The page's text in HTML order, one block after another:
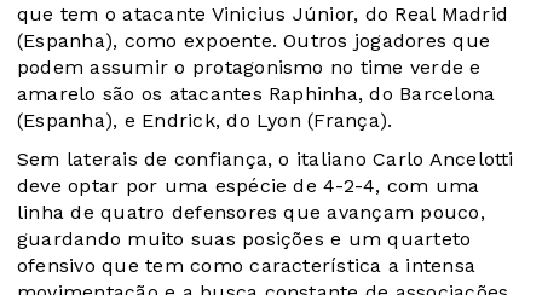
que tem o atacante Vinicius Júnior, do Real Madrid
(Espanha), como expoente. Outros jogadores que
podem assumir o protagonismo no time verde e
amarelo são os atacantes Raphinha, do Barcelona
(Espanha), e Endrick, do Lyon (França).
Sem laterais de confiança, o italiano Carlo Ancelotti
deve optar por uma espécie de 4-2-4, com uma
linha de quatro defensores que avançam pouco,
guardando muito suas posições e um quarteto
ofensivo que tem como característica a intensa